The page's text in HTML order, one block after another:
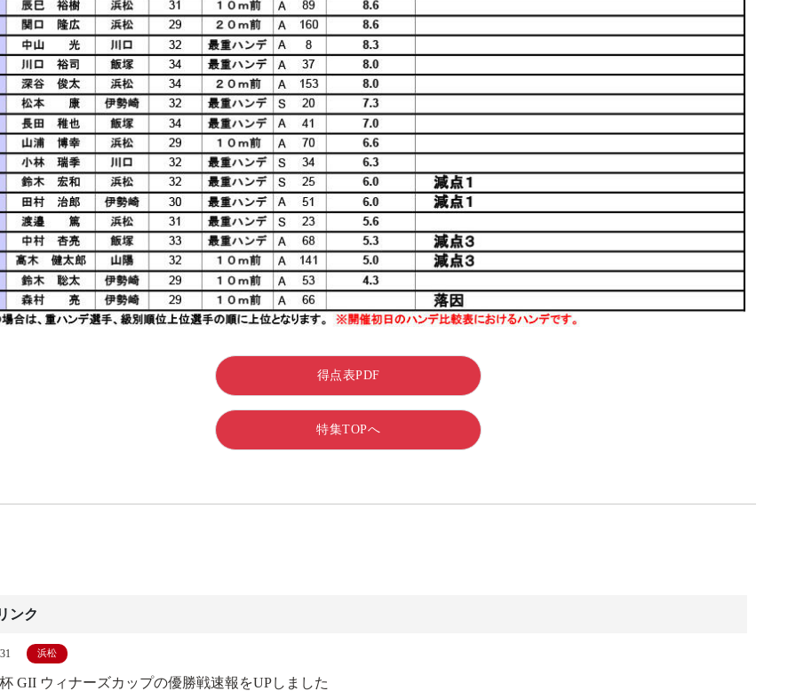
得点表PDF
特集TOPへ
ンク
浜松
GII ウィナーズカップの優勝戦速報をUPしました